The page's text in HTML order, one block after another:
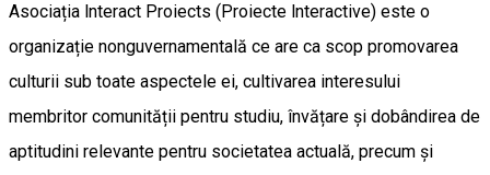
Asociația lnteract Proiects (Proiecte lnteractive) este o
organizație nonguvernamentală ce are ca scop promovarea
culturii sub toate aspectele ei, cultivarea interesului
membritor comunității pentru studiu, învățare și dobândirea de
aptitudini relevante pentru societatea actuală, precum și